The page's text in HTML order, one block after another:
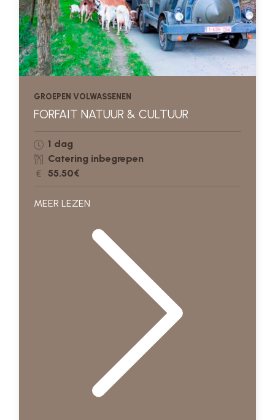
GROEPEN VOLWASSENEN
FORFAIT NATUUR & CULTUUR
1 dag
Catering inbegrepen
55.50€
MEER LEZEN